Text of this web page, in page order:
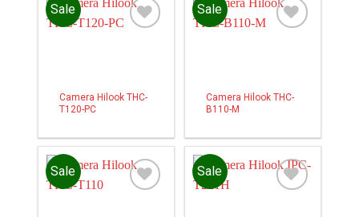
Sale
Camera Hilook THC-
T120-PC
Sale
Camera Hilook THC-
B110-M
Sale Sale